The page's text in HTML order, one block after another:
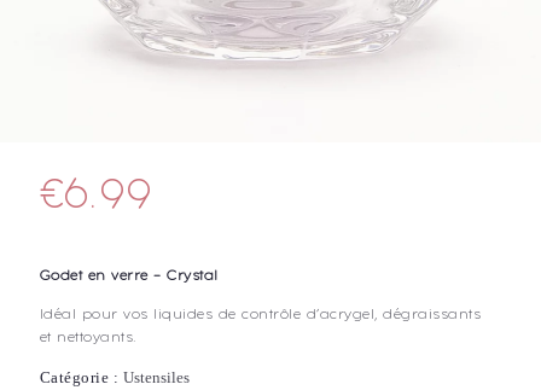
€6.99
Godet en verre – Crystal
Idéal pour vos liquides de contrôle d’acrygel, dégraissants
et nettoyants.
Catégorie : Ustensiles